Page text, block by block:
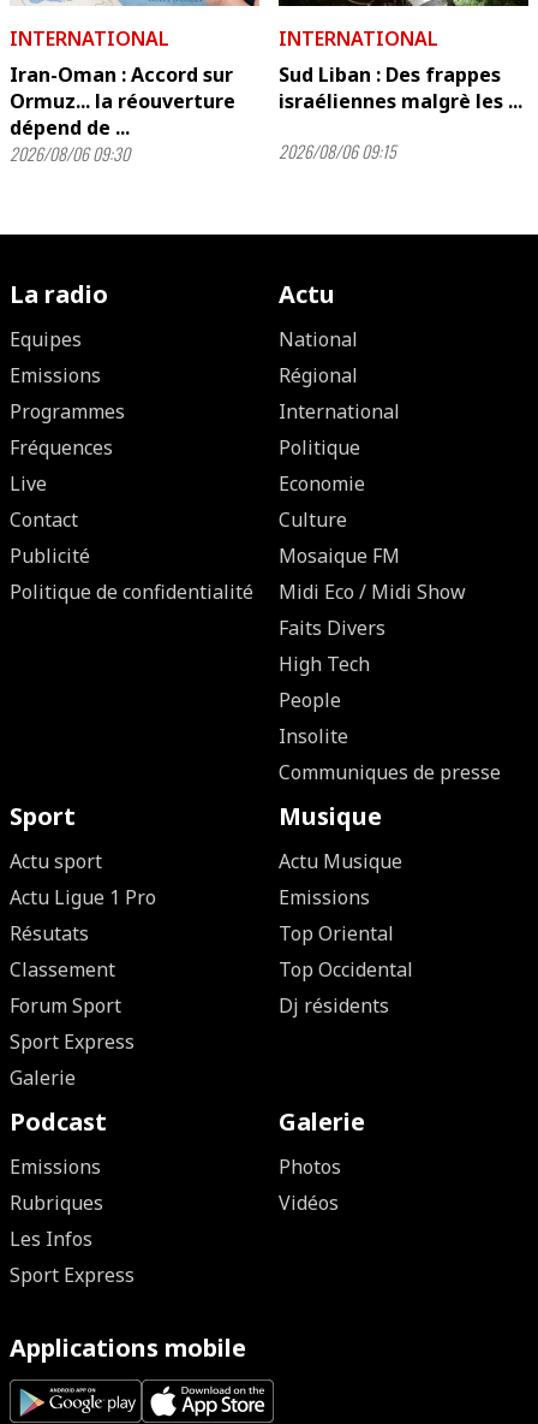
INTERNATIONAL
Iran-Oman : Accord sur
Ormuz... la réouverture
dépend de ...
2026/08/06 09:30
INTERNATIONAL
Sud Liban : Des frappes
israéliennes malgrè les ...
2026/08/06 09:15
La radio
Equipes
Emissions
Programmes
Fréquences
Live
Contact
Publicité
Politique de confidentialité
Actu
National
Régional
International
Politique
Economie
Culture
Mosaique FM
Midi Eco / Midi Show
Faits Divers
High Tech
People
Insolite
Communiques de presse
Sport
Actu sport
Actu Ligue 1 Pro
Résutats
Classement
Forum Sport
Sport Express
Galerie
Musique
Actu Musique
Emissions
Top Oriental
Top Occidental
Dj résidents
Podcast
Emissions
Rubriques
Les Infos
Sport Express
Galerie
Photos
Vidéos
Applications mobile